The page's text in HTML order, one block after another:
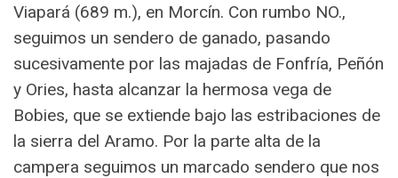
Viapará (689 m.), en Morcín. Con rumbo NO.,
seguimos un sendero de ganado, pasando
sucesivamente por las majadas de Fonfría, Peñón
y Ories, hasta alcanzar la hermosa vega de
Bobies, que se extiende bajo las estribaciones de
la sierra del Aramo. Por la parte alta de la
campera seguimos un marcado sendero que nos